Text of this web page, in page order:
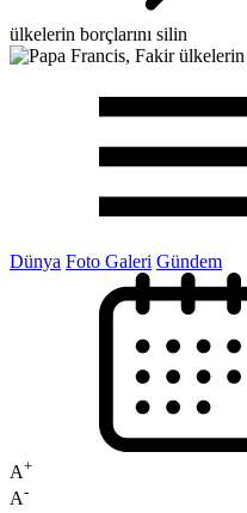
ülkelerin borçlarını silin
Dünya Foto Galeri Gündem
A+
A-